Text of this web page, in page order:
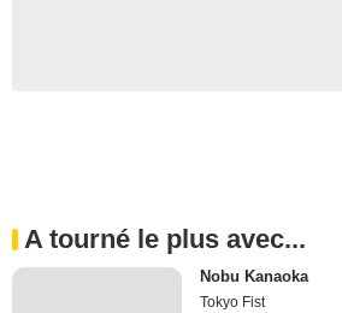
A tourné le plus avec...
Nobu Kanaoka
Tokyo Fist